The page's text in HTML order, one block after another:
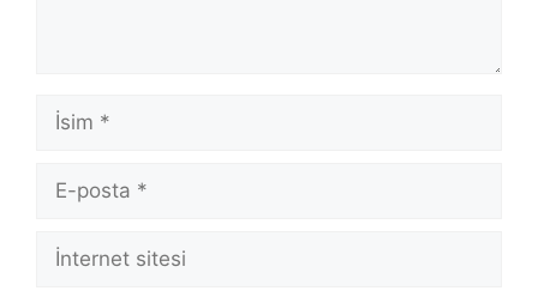
İsim
posta
İnternet
sitesi